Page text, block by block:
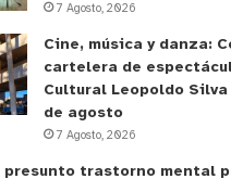
7 Agosto, 2026
Cine, música y danza:
cartelera de
Cultural Leopoldo
de agosto
7 Agosto, 2026
presunto trastorno mental